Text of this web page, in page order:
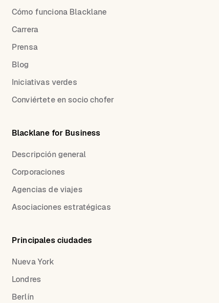
Cómo funciona Blacklane
Carrera
Prensa
Blog
Iniciativas verdes
Conviértete en socio chofer
Blacklane for Business
Descripción general
Corporaciones
Agencias de viajes
Asociaciones estratégicas
Principales ciudades
Nueva York
Londres
Berlín